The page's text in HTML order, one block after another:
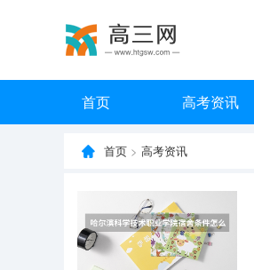
首页 高考资讯
首页 > 高考资讯